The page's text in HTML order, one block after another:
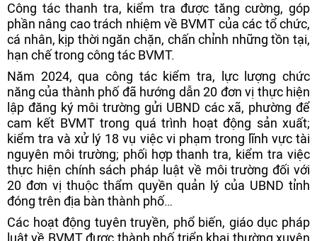
Công tác thanh tra, kiểm tra được tăng cường, góp
phần nâng cao trách nhiệm về BVMT của các tổ chức,
cá nhân, kịp thời ngăn chặn, chấn chỉnh những tồn tại,
hạn chế trong công tác BVMT.
Năm 2024, qua công tác kiểm tra, lực lượng chức
năng của thành phố đã hướng dẫn 20 đơn vị thực hiện
lập đăng ký môi trường gửi UBND các xã, phường để
cam kết BVMT trong quá trình hoạt động sản xuất;
kiểm tra và xử lý 18 vụ việc vi phạm trong lĩnh vực tài
nguyên môi trường; phối hợp thanh tra, kiểm tra việc
thực hiện chính sách pháp luật về môi trường đối với
20 đơn vị thuộc thẩm quyền quản lý của UBND tỉnh
đóng trên địa bàn thành phố…
Các hoạt động tuyên truyền, phổ biến, giáo dục pháp
luật về BVMT được thành phố triển khai thường xuyên